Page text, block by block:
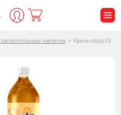
напитки > Крем-сода 1.5